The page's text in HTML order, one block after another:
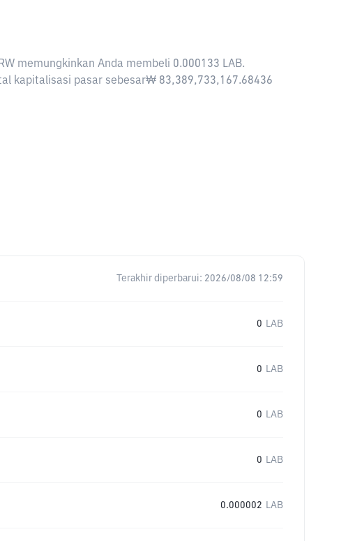
memungkinkan Anda membeli 0.000133 LAB.
kapitalisasi pasar sebesar₩ 83,389,733,167.68436
Terakhir diperbarui: 2026/08/08 12:59
0 LAB
0 LAB
0 LAB
0 LAB
0.000002 LAB